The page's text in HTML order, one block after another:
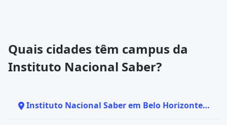
Quais cidades têm campus da
Instituto Nacional Saber?
Instituto Nacional Saber em Belo Horizonte -